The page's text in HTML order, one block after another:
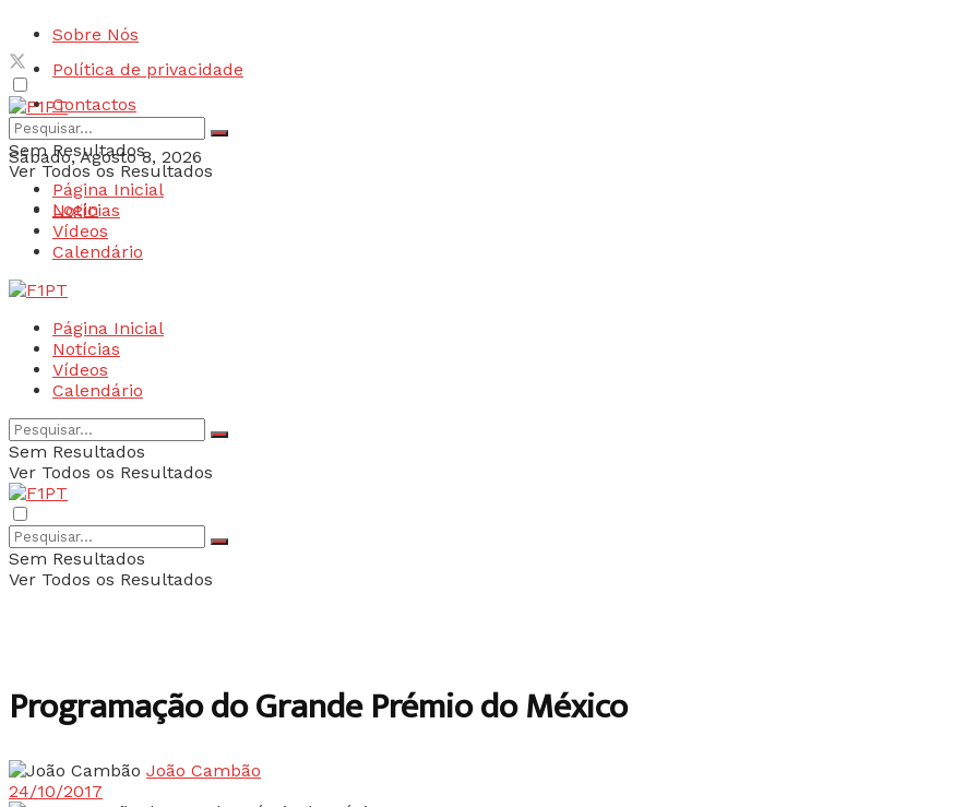
Sobre Nós
Política de privacidade
Contactos
Sábado, Agosto 8, 2026
Login
Sem Resultados
Ver Todos os Resultados
Página Inicial
Notícias
Vídeos
Calendário
Página Inicial
Notícias
Vídeos
Calendário
Sem Resultados
Ver Todos os Resultados
Sem Resultados
Ver Todos os Resultados
Programação do Grande Prémio do México
João Cambão
24/10/2017